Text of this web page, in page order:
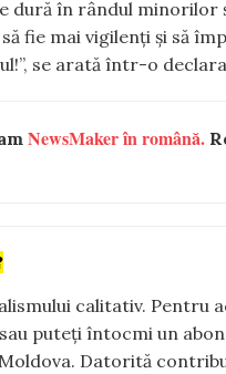
dură în rândul
fie mai vigilenți și să
se arată într-o
NewsMaker în română.
calitativ.
puteți întocmi un
Datorită